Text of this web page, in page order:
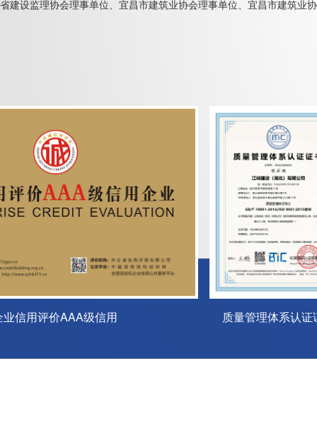
省建设监理协会理事单位、宜昌市建筑业协会理事单位、宜昌市建筑业